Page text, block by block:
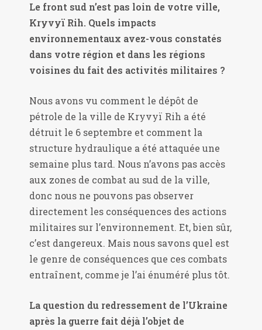
Le front sud n’est pas loin de votre ville,
Kryvyï Rih. Quels impacts
environnementaux avez-vous constatés
dans votre région et dans les régions
voisines du fait des activités militaires ?
Nous avons vu comment le dépôt de
pétrole de la ville de Kryvyï Rih a été
détruit le 6 septembre et comment la
structure hydraulique a été attaquée une
semaine plus tard. Nous n’avons pas accès
aux zones de combat au sud de la ville,
donc nous ne pouvons pas observer
directement les conséquences des actions
militaires sur l’environnement. Et, bien sûr,
c’est dangereux. Mais nous savons quel est
le genre de conséquences que ces combats
entraînent, comme je l’ai énuméré plus tôt.
La question du redressement de l’Ukraine
après la guerre fait déjà l’objet de